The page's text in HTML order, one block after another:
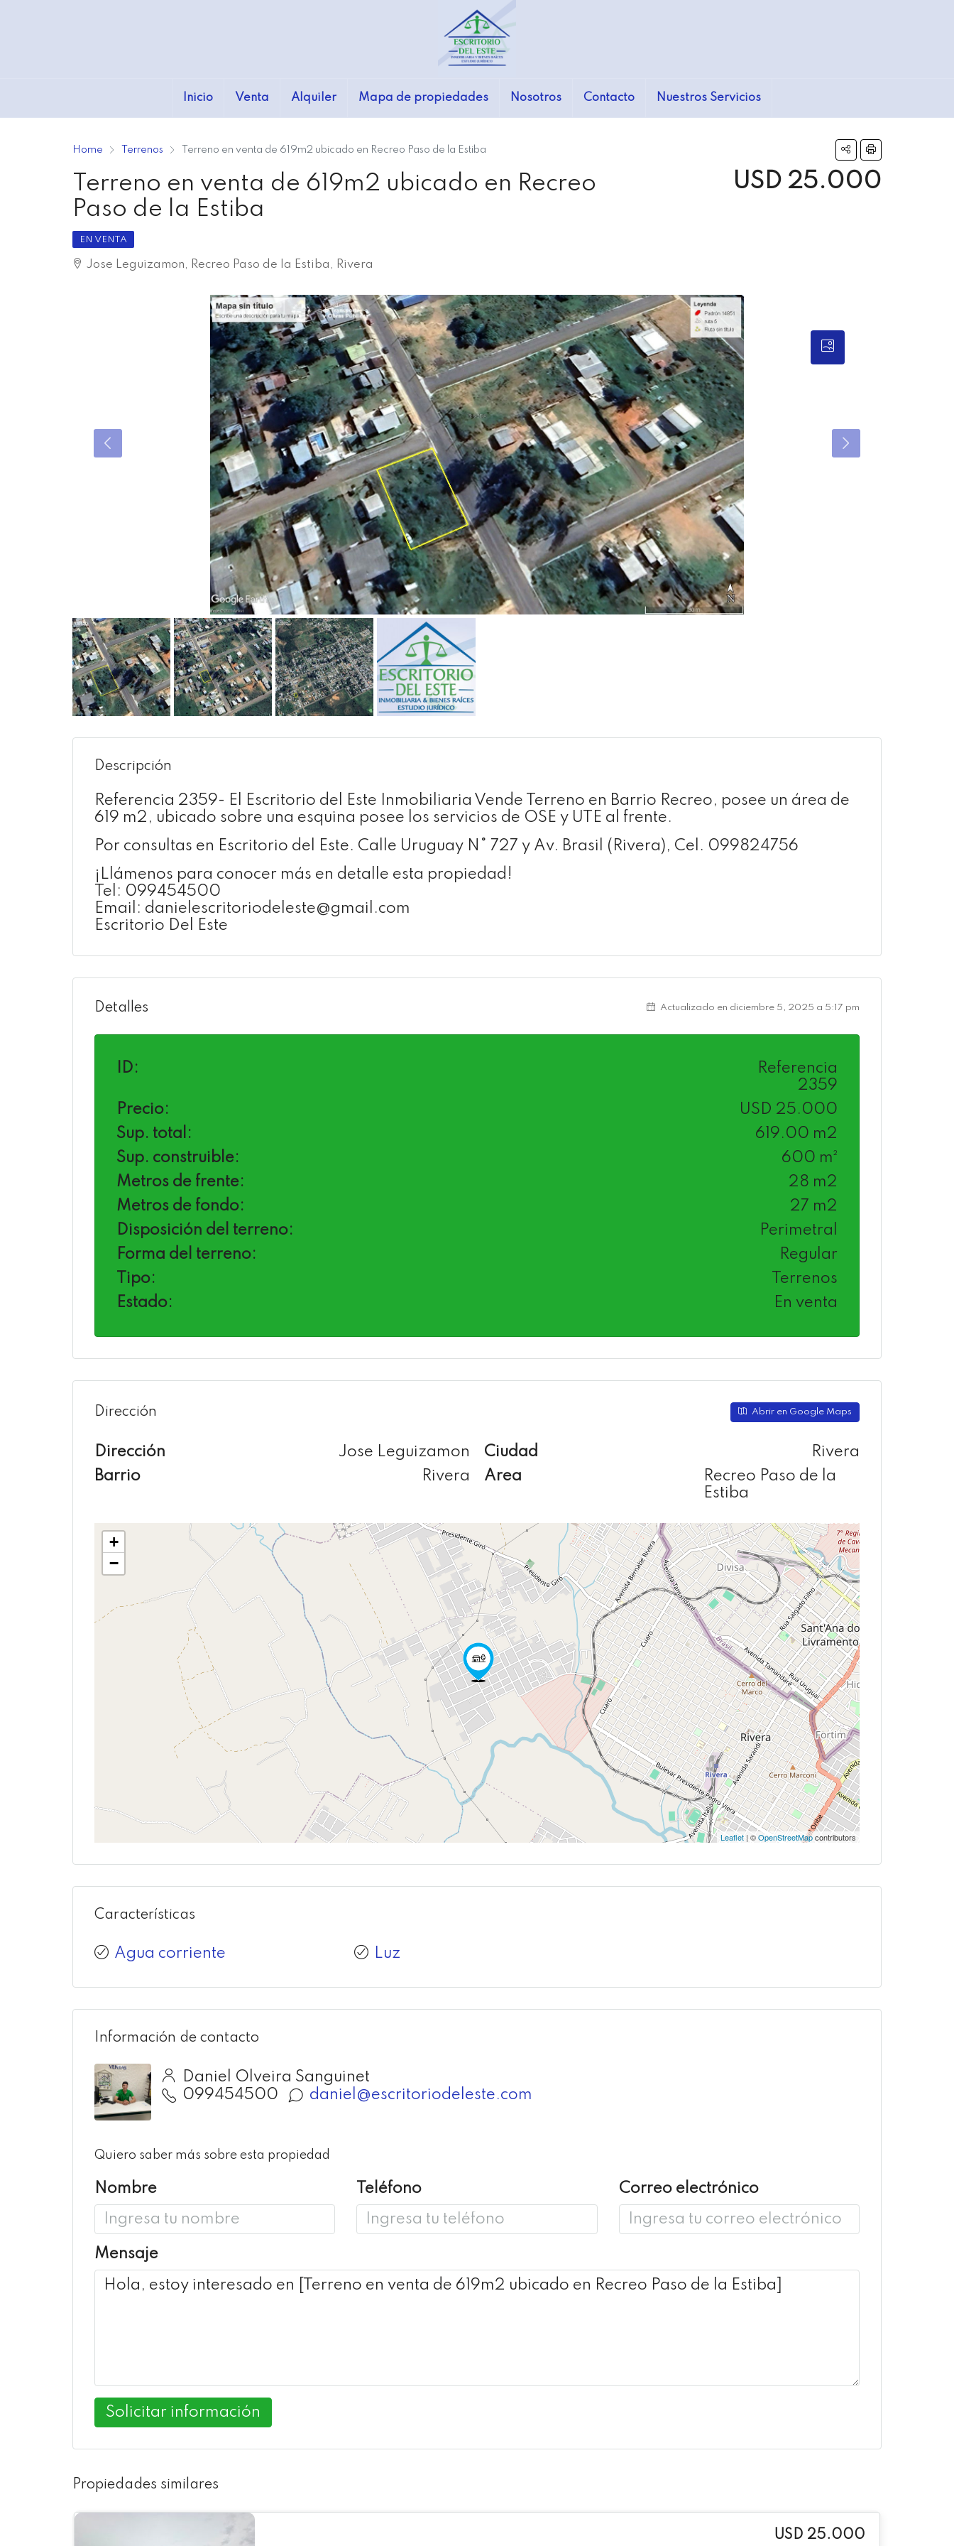
Inicio Venta Alquiler Mapa de propiedades Nosotros Contacto Nuestros Servicios
Home Terrenos Terreno en venta de 619m2 ubicado en Recreo Paso de la Estiba
Terreno en venta de 619m2 ubicado en Recreo
Paso de la Estiba
USD 25.000
EN VENTA
Jose Leguizamon, Recreo Paso de la Estiba, Rivera
Descripción
Referencia 2359- El Escritorio del Este Inmobiliaria Vende Terreno en Barrio Recreo, posee un área de
619 m2, ubicado sobre una esquina posee los servicios de OSE y UTE al frente.
Por consultas en Escritorio del Este. Calle Uruguay N° 727 y Av. Brasil (Rivera), Cel. 099824756
¡Llámenos para conocer más en detalle esta propiedad!
Tel: 099454500
Email: danielescritoriodeleste@gmail.com
Escritorio Del Este
Detalles Actualizado en diciembre 5, 2025 a 5:17 pm
ID:
Referencia
2359
Precio:
USD 25.000
Sup. total:
619.00 m2
Sup. construible:
600 m²
Metros de frente:
28 m2
Metros de fondo:
27 m2
Disposición del terreno:
Perimetral
Forma del terreno:
Regular
Tipo:
Terrenos
Estado:
En venta
Dirección Abrir en Google Maps
Dirección
Jose Leguizamon
Barrio
Rivera
Ciudad
Rivera
Area
Recreo Paso de la
Estiba
+
−
Leaflet | ©OpenStreetMapcontributors
Características
Agua corriente Luz
Información de contacto
Daniel Olveira Sanguinet
099454500
daniel@escritoriodeleste.com
Quiero saber más sobre esta propiedad
Nombre Teléfono Correo electrónico
Mensaje
Solicitar información
Propiedades similares
USD 25.000